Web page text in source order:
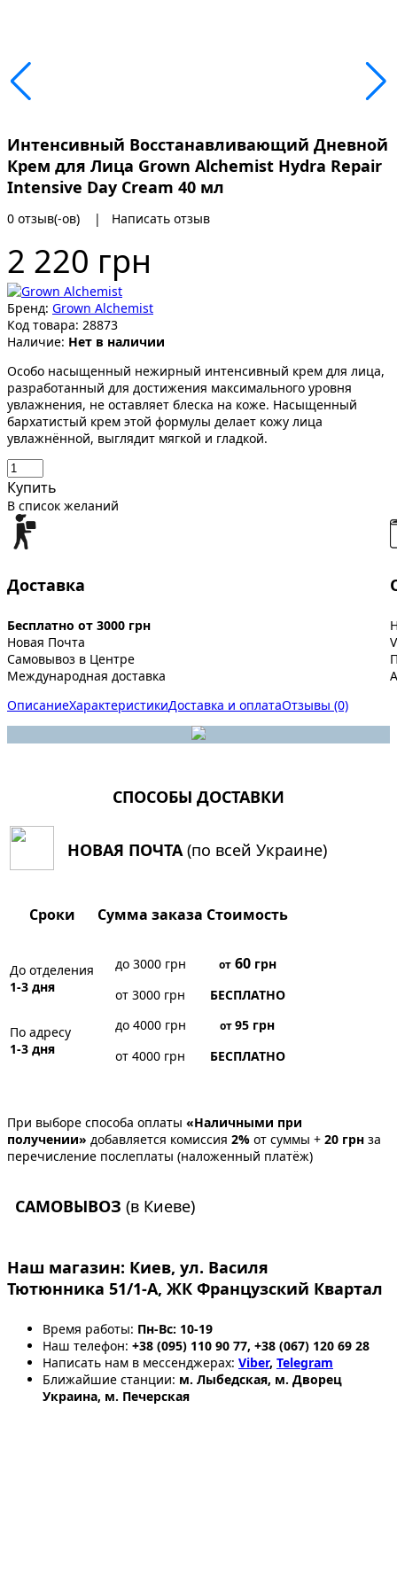
Интенсивный Восстанавливающий Дневной
Крем для Лица Grown Alchemist Hydra Repair
Intensive Day Cream 40 мл
0 отзыв(-ов) | Написать отзыв
2 220 грн
Бренд: Grown Alchemist
Код товара: 28873
Наличие: Нет в наличии
Особо насыщенный нежирный интенсивный крем для лица,
разработанный для достижения максимального уровня
увлажнения, не оставляет блеска на коже. Насыщенный
бархатистый крем этой формулы делает кожу лица
увлажнённой, выглядит мягкой и гладкой.
Купить
В список желаний
Доставка
Бесплатно от 3000 грн
Новая Почта
Самовывоз в Центре
Международная доставка
ОписаниеХарактеристикиДоставка и оплатаОтзывы (0)
СПОСОБЫ ДОСТАВКИ
НОВАЯ ПОЧТА (по всей Украине)
Сроки Сумма заказа Стоимость
До отделения
1-3 дня
до 3000 грн от60грн
от 3000 грн
БЕСПЛАТНО
По адресу
1-3 дня
до 4000 грн от95 грн
от 4000 грн
БЕСПЛАТНО
При выборе способа оплаты «Наличными при
получении» добавляется комиссия 2% от суммы + 20 грн за
перечисление послеплаты (наложенный платёж)
САМОВЫВОЗ (в Киеве)
Наш магазин: Киев, ул. Василя
Тютюнника 51/1-А, ЖК Французский Квартал
Время работы: Пн-Вс: 10-19
Наш телефон: +38 (095) 110 90 77, +38 (067) 120 69 28
Написать нам в мессенджерах: Viber, Telegram
Ближайшие станции: м. Лыбедская, м. Дворец
Украина, м. Печерская